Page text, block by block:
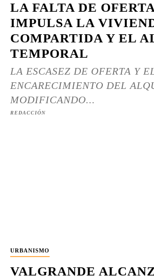
LA FALTA DE OFERTA
IMPULSA LA
COMPARTIDA Y EL
TEMPORAL
LA ESCASEZ DE OFERTA Y
ENCARECIMIENTO DEL
MODIFICANDO...
REDACCIÓN
URBANISMO
VALGRANDE